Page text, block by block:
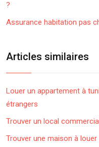
?
Assurance habitation pas
Articles similaires
Louer un appartement à
étrangers
Trouver un local
Trouver une maison à